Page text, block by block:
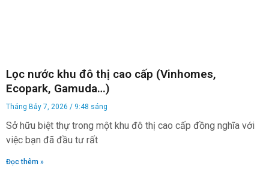
Lọc nước khu đô thị cao cấp (Vinhomes,
Ecopark, Gamuda…)
Tháng Bảy 7, 2026 9:48 sáng
Sở hữu biệt thự trong một khu đô thị cao cấp đồng nghĩa với
việc bạn đã đầu tư rất
Đọc thêm »